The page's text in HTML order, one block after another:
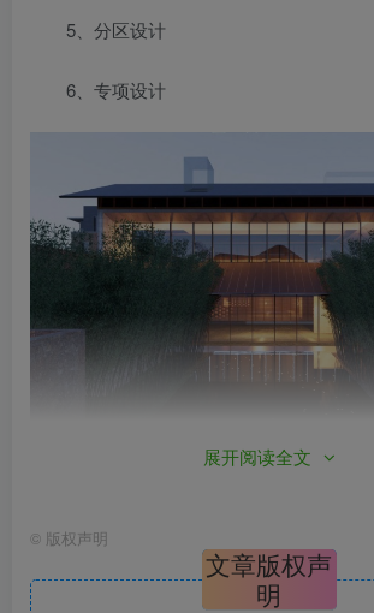
5、分区设计
6、专项设计
后场空间.jpg
展开阅读全文
© 版权声明
文章版权声
明